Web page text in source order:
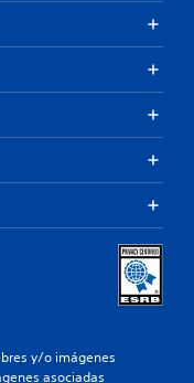
y/o imágenes
asociadas